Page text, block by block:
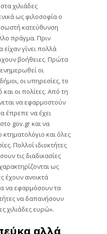
χιλιάδες
ως φιλοσοφία ο
σωστή κατεύθυνση
πράγμα. Πριν
γίνει πολλά
βοήθειες. Πρώτα
οι
οι υπηρεσίες, το
οι πολίτες. Από τη
να εφαρμοστούν
έπρεπε να έχει
gov.gr και να
και όλες
Πολλοί ιδιοκτήτες
τις διαδικασίες
ως
έχουν ανοικτά
να εφαρμόσουν τα
να δαπανήσουν
χιλιάδες ευρώ».
αλλά